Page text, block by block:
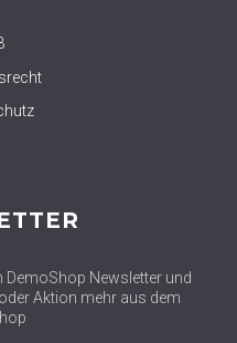
DemoShop Newsletter und
Aktion mehr aus dem